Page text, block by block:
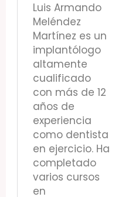
Luis Armando
Meléndez
Martínez es un
implantólogo
altamente
cualificado
con más de 12
años de
experiencia
como dentista
en ejercicio. Ha
completado
varios cursos
en